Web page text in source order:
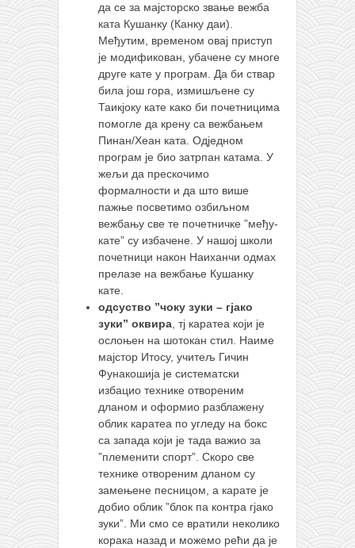
да се за мајсторско звање вежба
ката Кушанку (Канку даи).
Међутим, временом овај приступ
је модификован, убачене су многе
друге кате у програм. Да би ствар
била још гора, измишљене су
Таикјоку кате како би почетницима
помогле да крену са вежбањем
Пинан/Хеан ката. Одједном
програм је био затрпан катама. У
жељи да прескочимо
формалности и да што више
пажње посветимо озбиљном
вежбању све те почетничке ”међу-
кате” су избачене. У нашој школи
почетници након Наиханчи одмах
прелазе на вежбање Кушанку
кате.
одсуство ”чоку зуки – гјако
зуки” оквира , тј каратеа који је
ослоњен на шотокан стил. Наиме
мајстор Итосу, учитељ Гичин
Фунакошија је систематски
избацио технике отвореним
дланом и оформио разблажену
облик каратеа по угледу на бокс
са запада који је тада важио за
”племенити спорт”. Скоро све
технике отвореним дланом су
замењене песницом, а карате је
добио облик ”блок па контра гјако
зуки”. Ми смо се вратили неколико
корака назад и можемо рећи да је